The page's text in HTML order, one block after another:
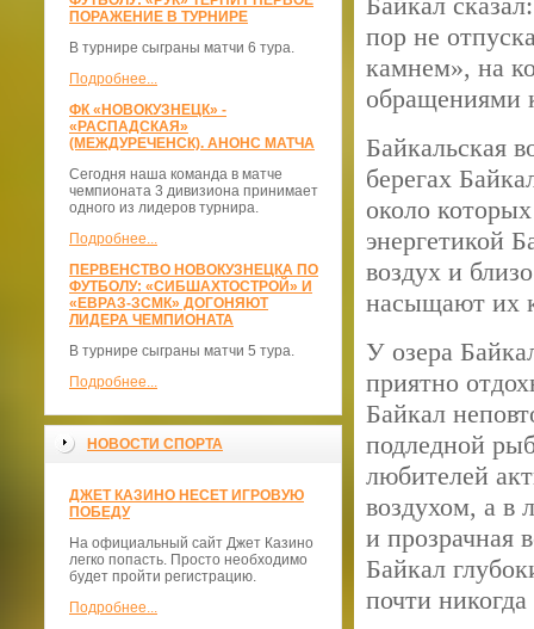
ПОРАЖЕНИЕ В ТУРНИРЕ
В турнире сыграны матчи 6 тура.
Подробнее...
ФК «НОВОКУЗНЕЦК» -
«РАСПАДСКАЯ»
(МЕЖДУРЕЧЕНСК). АНОНС МАТЧА
Сегодня наша команда в матче
чемпионата 3 дивизиона принимает
одного из лидеров турнира.
Подробнее...
ПЕРВЕНСТВО НОВОКУЗНЕЦКА ПО
ФУТБОЛУ: «СИБШАХТОСТРОЙ» И
«ЕВРАЗ-ЗСМК» ДОГОНЯЮТ
ЛИДЕРА ЧЕМПИОНАТА
В турнире сыграны матчи 5 тура.
Подробнее...
НОВОСТИ СПОРТА
ДЖЕТ КАЗИНО НЕСЕТ ИГРОВУЮ
ПОБЕДУ
На официальный сайт Джет Казино
легко попасть. Просто необходимо
будет пройти регистрацию.
Подробнее...
пор не
камнем», на
обращениями
Байкальская
берегах
около
энергетикой
воздух и
насыщают их
У озера
приятно
Байкал
подледной
любителей
воздухом, а в
и прозрачная
Байкал
почти никогда